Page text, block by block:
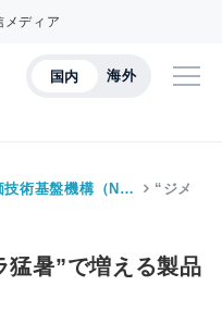
メディア
国内 海外
技術基盤機構（N… “ジメ
猛暑”で増える製品